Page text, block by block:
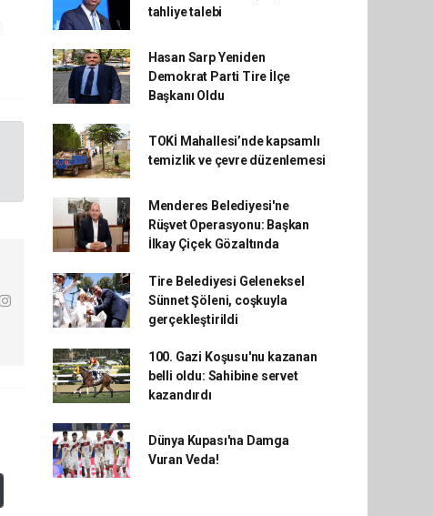
tahliye talebi
Hasan Sarp Yeniden
Demokrat Parti Tire İlçe
Başkanı Oldu
TOKİ Mahallesi’nde kapsamlı
temizlik ve çevre düzenlemesi
Menderes Belediyesi'ne
Rüşvet Operasyonu: Başkan
İlkay Çiçek Gözaltında
Tire Belediyesi Geleneksel
Sünnet Şöleni, coşkuyla
gerçekleştirildi
100. Gazi Koşusu'nu kazanan
belli oldu: Sahibine servet
kazandırdı
Dünya Kupası'na Damga
Vuran Veda!